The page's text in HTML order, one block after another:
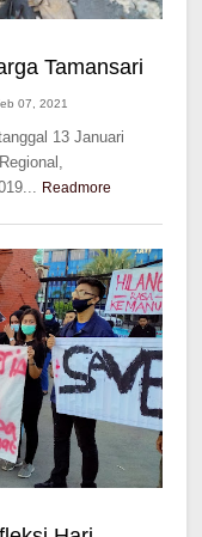
Tamansari
07, 2021
13 Januari
Readmore